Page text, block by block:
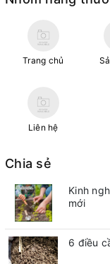
Trang chủ
Liên hệ
Chia sẻ
Kinh
mới
6 điều